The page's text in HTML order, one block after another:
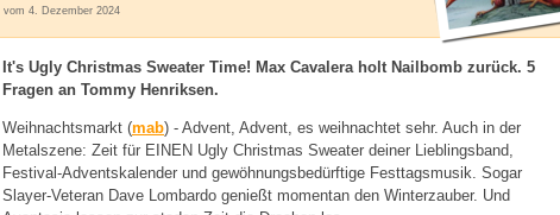
vom 4. Dezember 2024
It's Ugly Christmas Sweater Time! Max Cavalera holt Nailbomb zurück. 5
Fragen an Tommy Henriksen.
Weihnachtsmarkt (mab) - Advent, Advent, es weihnachtet sehr. Auch in der
Metalszene: Zeit für EINEN Ugly Christmas Sweater deiner Lieblingsband,
Festival-Adventskalender und gewöhnungsbedürftige Festtagsmusik. Sogar
Slayer-Veteran Dave Lombardo genießt momentan den Winterzauber. Und